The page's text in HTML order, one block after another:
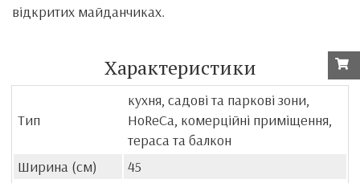
відкритих майданчиках.
Характеристики
Тип
кухня, садові та паркові зони,
HoReCa, комерційні приміщення,
тераса та балкон
Ширина (см)
45